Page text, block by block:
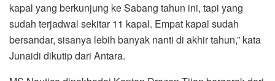
kapal yang berkunjung ke Sabang tahun ini, tapi yang
sudah terjadwal sekitar 11 kapal. Empat kapal sudah
bersandar, sisanya lebih banyak nanti di akhir tahun,” kata
Junaidi dikutip dari Antara.